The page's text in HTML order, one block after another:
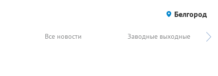
Белгород
Все новости Заводные выходные